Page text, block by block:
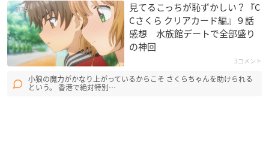
見てるこっちが恥ずかしい？『C
Cさくら クリアカード編』９話
感想 水族館デートで全部盛り
の神回
3コメント
小狼の魔力がかなり上がっているからこそ さくらちゃんを助けられる
という。 香港で絶対特別…